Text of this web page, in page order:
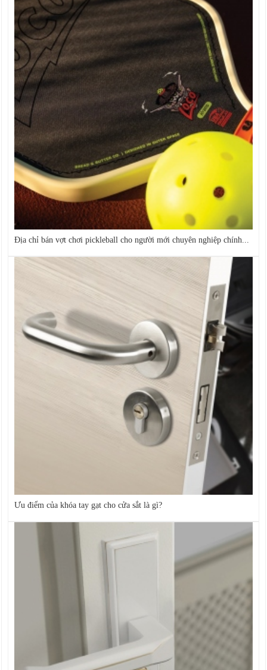
Địa chỉ bán vợt chơi pickleball cho người mới chuyên nghiệp chính...
Ưu điểm của khóa tay gạt cho cửa sắt là gì?